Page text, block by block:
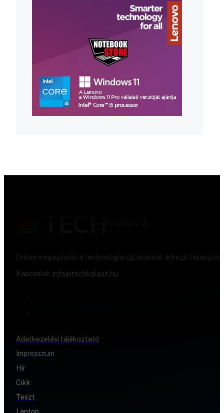
Online magazinunk a technológiai újításokkal, érkező
Kapcsolat: info@techkalauz.hu
Adatkezelési tájékoztató
Impresszum
Hír
Cikk
Teszt
Laptop